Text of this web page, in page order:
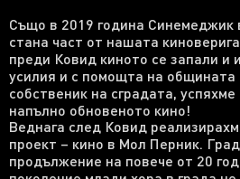
Също в 2019 година Синемеджик
стана част от нашата
преди Ковид киното се запали и
усилия и с помощта на
собственик на сградата,
напълно обновеното кино!
Веднага след Ковид
проект – кино в Мол Перник.
продължение на повече от 20